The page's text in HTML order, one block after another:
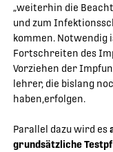
„weiterhin die
und zum
kommen. Notwendig
Fortschreiten des
Vorziehen der
lehrer, die bislang
haben,erfolgen.
Parallel dazu wird es
grundsätzliche